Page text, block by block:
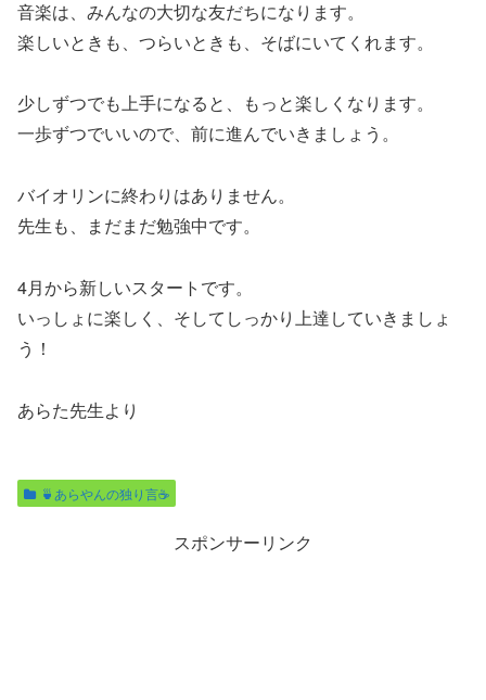
音楽は、みんなの大切な友だちになります。
楽しいときも、つらいときも、そばにいてくれます。
少しずつでも上手になると、もっと楽しくなります。
一歩ずつでいいので、前に進んでいきましょう。
バイオリンに終わりはありません。
先生も、まだまだ勉強中です。
4月から新しいスタートです。
いっしょに楽しく、そしてしっかり上達していきましょ
う！
あらた先生より
🍵あらやんの独り言☕️
スポンサーリンク